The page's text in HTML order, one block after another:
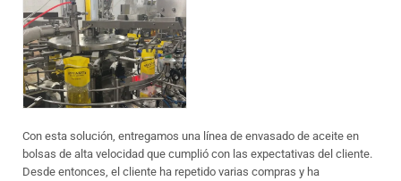
Con esta solución, entregamos una línea de envasado de aceite en
bolsas de alta velocidad que cumplió con las expectativas del cliente.
Desde entonces, el cliente ha repetido varias compras y ha